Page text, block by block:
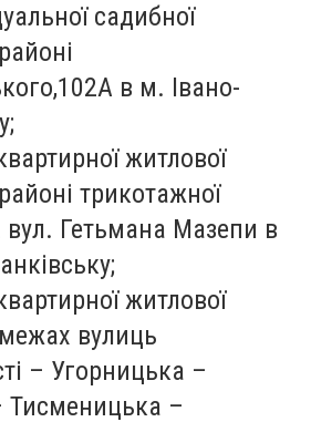
садибної
в м. Івано-
житлової
трикотажної
Гетьмана Мазепи в
житлової
вулиць
– Угорницька –
Тисменицька –